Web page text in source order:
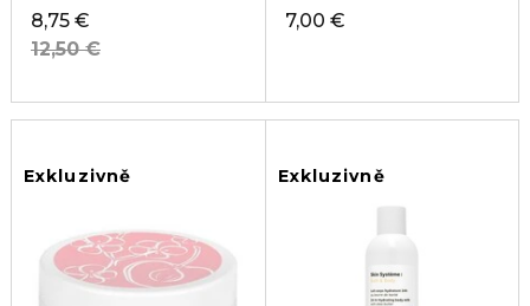
8,75 €
12,50 €
7,00 €
Exkluzivně Exkluzivně